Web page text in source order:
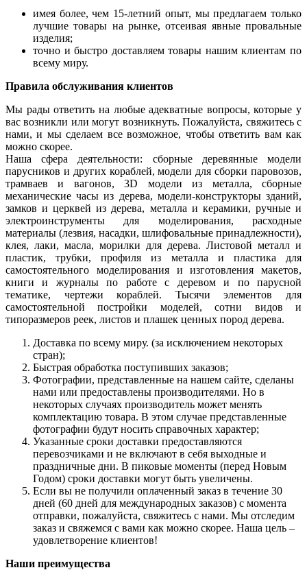
имея более, чем 15-летний опыт, мы предлагаем только
лучшие товары на рынке, отсеивая явные провальные
изделия;
точно и быстро доставляем товары нашим клиентам по
всему миру.
Правила обслуживания клиентов
Мы рады ответить на любые адекватные вопросы, которые у
вас возникли или могут возникнуть. Пожалуйста, свяжитесь с
нами, и мы сделаем все возможное, чтобы ответить вам как
можно скорее.
Наша сфера деятельности: сборные деревянные модели
парусников и других кораблей, модели для сборки паровозов,
трамваев и вагонов, 3D модели из металла, сборные
механические часы из дерева, модели-конструкторы зданий,
замков и церквей из дерева, металла и керамики, ручные и
электроинструменты для моделирования, расходные
материалы (лезвия, насадки, шлифовальные принадлежности),
клея, лаки, масла, морилки для дерева. Листовой металл и
пластик, трубки, профиля из металла и пластика для
самостоятельного моделирования и изготовления макетов,
книги и журналы по работе с деревом и по парусной
тематике, чертежи кораблей. Тысячи элементов для
самостоятельной постройки моделей, сотни видов и
типоразмеров реек, листов и плашек ценных пород дерева.
Доставка по всему миру. (за исключением некоторых
стран);
Быстрая обработка поступивших заказов;
Фотографии, представленные на нашем сайте, сделаны
нами или предоставлены производителями. Но в
некоторых случаях производитель может менять
комплектацию товара. В этом случае представленные
фотографии будут носить справочных характер;
Указанные сроки доставки предоставляются
перевозчиками и не включают в себя выходные и
праздничные дни. В пиковые моменты (перед Новым
Годом) сроки доставки могут быть увеличены.
Если вы не получили оплаченный заказ в течение 30
дней (60 дней для международных заказов) с момента
отправки, пожалуйста, свяжитесь с нами. Мы отследим
заказ и свяжемся с вами как можно скорее. Наша цель –
удовлетворение клиентов!
Наши преимущества